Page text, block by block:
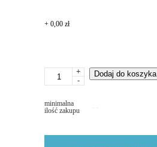
+ 0,00 zł
Reklama
naklejki
+
-
Dodaj do koszyka
minimalna
ilość zakupu